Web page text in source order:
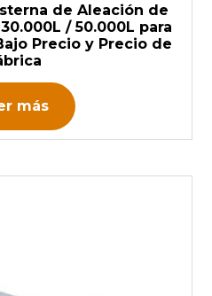
de Aleación de
/ 50.000L para
Precio y Precio de
más